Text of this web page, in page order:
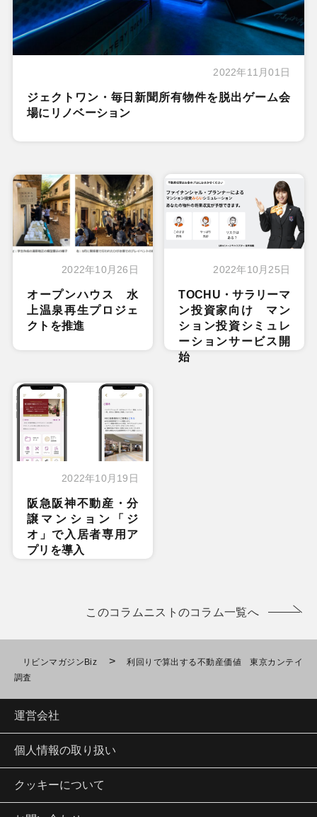
2022年11月01日
ジェクトワン・毎日新聞所有物件を脱出ゲーム会
場にリノベーション
2022年10月26日
オープンハウス 水
上温泉再生プロジェ
クトを推進
2022年10月25日
TOCHU・サラリーマ
ン投資家向け マン
ション投資シミュレ
ーションサービス開
始
2022年10月19日
阪急阪神不動産・分
譲マンション「ジ
オ」で入居者専用ア
プリを導入
このコラムニストのコラム一覧へ
リビンマガジンBiz >
利回りで算出する不動産価値 東京カンテイ
調査
運営会社
個人情報の取り扱い
クッキーについて